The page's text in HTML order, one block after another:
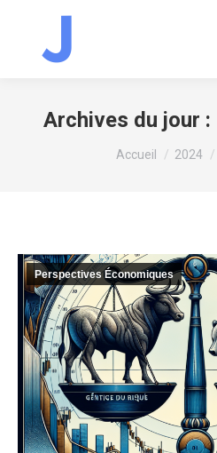
Archives du jour :
Vous êtes ici :
Accueil 2024
Perspectives Économiques